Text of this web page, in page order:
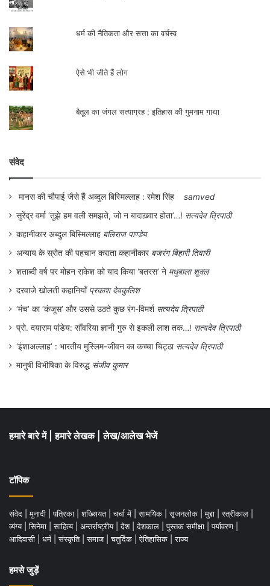
धर्म की नैतिकता और सत्ता का वर्चस्व
ऐसे भी जीते हैं लोग
बैतूल का जंगल सत्याग्रह : इतिहास की गुमनाम गाथा
संवेद
मानस की चौपाई जैसे हैं अब्दुल बिस्मिल्लाह : रमेश सिंह
samved
सुरेंद्र वर्मा ‘तुझे हम वली समझते, जो न बादाख़्वार होता’…! सत्यदेव त्रिपाठी
कहानीकार अब्दुल बिस्मिल्लाह बलिराज पाण्डेय
अन्याय के स्रोत की पहचान कराता कहानीकार बजरंग बिहारी तिवारी
शताब्दी वर्ष पर मोहन राकेश को याद किया ‘बतरस’ ने मधुबाला शुक्ल
दरवाजे खोलती कहानियाँ प्रकाश देवकुलिश
‘मंच’ का ‘कंजूस’ और उससे उठते कुछ रंग-विमर्श सत्यदेव त्रिपाठी
प्रो. दयाराम पांडेय: साँवरिया ज्ञानी गुरु से इकली लाश तक…! सत्यदेव त्रिपाठी
‘इंशाअल्लाह’ : भारतीय मुस्लिम-जीवन का कच्चा चिट्ठा सत्यदेव त्रिपाठी
मानुषी विभीषिका के विरुद्ध संजीव कुमार
हमारे बारे में हमारे लेखक लेख/आलेख भेजें
टॉपिक
संवेद मुनादी पत्रिका शख्सियत चर्चा में सामयिक सृजनलोक मुद्दा स्त्रीकाल
व्यंग्य
सिनेमा साहित्य अन्तर्राष्ट्रीय देश देशकाल पुस्तक समीक्षा पर्यावरण
आदिवासी
धर्म संस्कृति समाज चतुर्दिक ऐतिहासिक राज्य
हमसे जुड़ें